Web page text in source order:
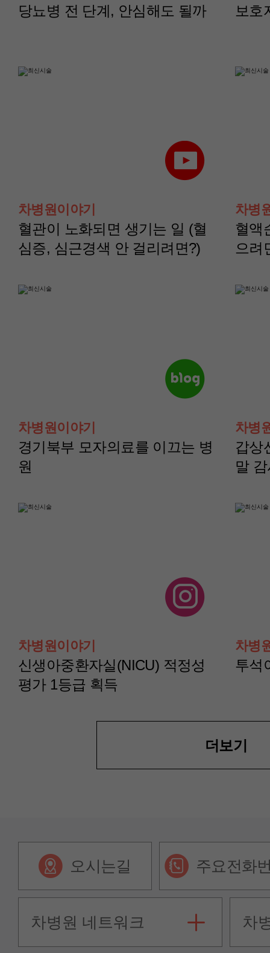
터)
나영정 교수 노주원 교수
터)
윤보성 교수
산부인과(부인종
채수현 교수
이지현 교수
산부인과(부인종
이아진 교수
당뇨병 전 단계, 안심해도 될까 보호
차병원이야기
혈관이 노화되면 생기는 일 (혈
심증, 심근경색 안 걸리려면?)
차병
혈액
으려
차병원이야기
경기북부 모자의료를 이끄는 병
원
차병
갑상
말
차병원이야기
신생아중환자실(NICU) 적정성
평가 1등급 획득
차병
투석
더보기
오시는길 주요전화
차병원 네트워크 차